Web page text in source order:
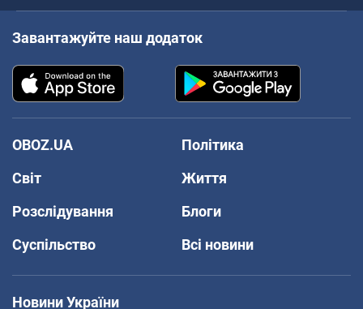
Завантажуйте наш додаток
OBOZ.UA
Політика
Світ
Життя
Розслідування
Блоги
Суспільство
Всі новини
Новини України